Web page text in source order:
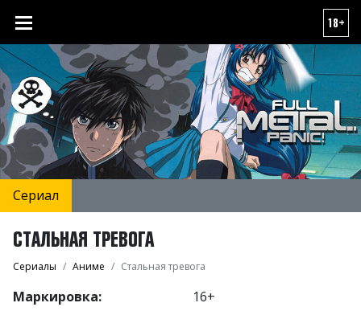
18+
Сериал
СТАЛЬНАЯ ТРЕВОГА
Сериалы Аниме Стальная тревога
Маркировка:
16+